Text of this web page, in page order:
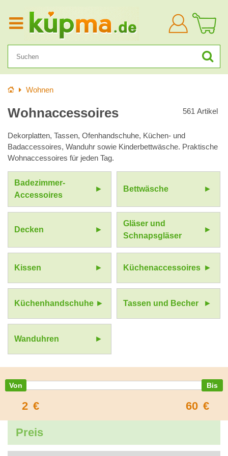
Anmelden
StartseiteWohnen
Wohnaccessoires 561 Artikel
Dekorplatten, Tassen, Ofenhandschuhe, Küchen- und
Badaccessoires, Wanduhr sowie Kinderbettwäsche. Praktische
Wohnaccessoires für jeden Tag.
Badezimmer-
Accessoires
Bettwäsche
Decken
Gläser und
Schnapsgläser
Kissen Küchenaccessoires
Küchenhandschuhe Tassen und Becher
Wanduhren
2 € 60 €
Preis